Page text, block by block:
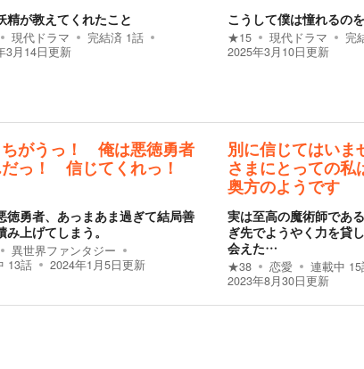
精が教えてくれたこと
現代ドラマ 完結済 1話
3月14日更新
こうして僕は憧れるの
★15 現代ドラマ 完
2025年3月10日更新
ちがうっ！ 俺は悪徳勇者
っ！ 信じてくれっ！
徳勇者、あっまあま過ぎて結局善
み上げてしまう。
異世界ファンタジー
13話 2024年1月5日更新
別に信じてはいま
さまにとっての私
奥方のようです
実は至高の魔術師であ
ぎ先でようやく力を貸
会えた…
★38 恋愛 連載中 15
2023年8月30日更新